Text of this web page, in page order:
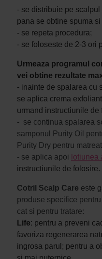
- se distribuie pe
pana se obtine spuma
- se repeta procedura;
- se foloseste de 2-3 ori
Urmeaza programul
vei obtine rezultate
- inainte de spalarea cu
se aplica crema
urmand instructiunile de
- se continua spalarea
samponul Purity Oil
Purity Dry pentru
- se aplica apoi
lotiunea
instructiunile de folosire.
Cotril Scalp Care este
produse specifice
cat si pentru tratare:
Life: pentru a preveni
favoriza regenerarea
ingrosa parul; pentru a